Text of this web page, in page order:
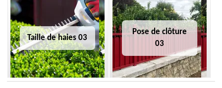
Taille de haies 03
Pose de clôture
03